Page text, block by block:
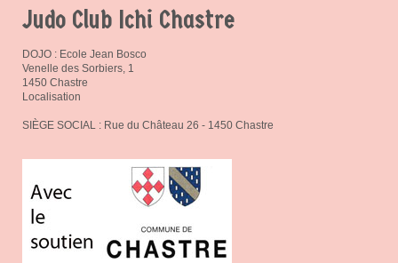
Judo Club Ichi Chastre
DOJO : Ecole Jean Bosco
Venelle des Sorbiers, 1
1450 Chastre
Localisation
SIÈGE SOCIAL : Rue du Château 26 - 1450 Chastre